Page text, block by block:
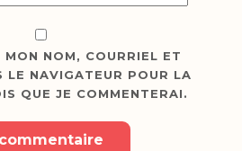
MON NOM, COURRIEL ET
LE NAVIGATEUR POUR LA
QUE JE COMMENTERAI.